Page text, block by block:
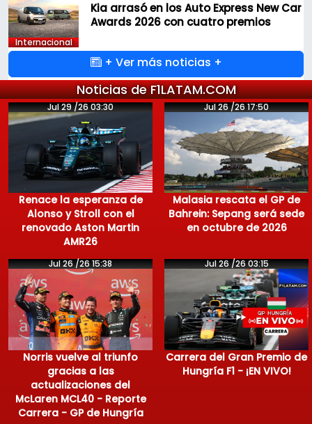
Internacional
Kia arrasó en los Auto Express New Car
Awards 2026 con cuatro premios
+ Ver más noticias +
Noticias de F1LATAM.COM
Jul 29 /26 03:30
Renace la esperanza de
Alonso y Stroll con el
renovado Aston Martin
AMR26
Jul 26 /26 17:50
Malasia rescata el GP de
Bahrein: Sepang será sede
en octubre de 2026
Jul 26 /26 15:38
Norris vuelve al triunfo
gracias a las
actualizaciones del
McLaren MCL40 - Reporte
Carrera - GP de Hungría
Jul 26 /26 03:15
Carrera del Gran Premio de
Hungría F1 - ¡EN VIVO!